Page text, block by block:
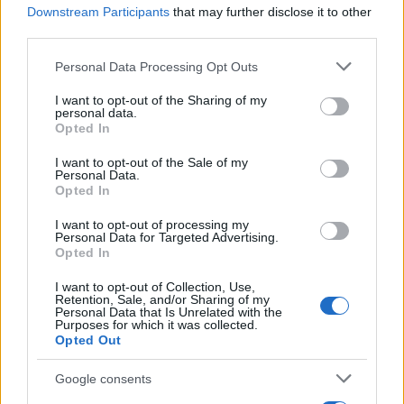
Downstream Participants that may further disclose it to other
Please note that this website/app uses one or more Google
not limited to your visit or usage behaviour. You may click to
grant or deny consent to Google and its third-party tags to
use your data for below specified purposes in below Google
consent section.
Personal Data Processing Opt Outs
I want to opt-out of the Sharing of my
personal data.
Opted In
I want to opt-out of the Sale of my
Personal Data.
Opted In
I want to opt-out of processing my
Personal Data for Targeted Advertising.
Opted In
I want to opt-out of Collection, Use,
Retention, Sale, and/or Sharing of my
Personal Data that Is Unrelated with the
Purposes for which it was collected.
Opted Out
Google consents
Για περισσότερο από ένα χρόνο
βασιλιά Χάμαντ μπιν Ισα Αλ
Χαλίφα. Δολοφονούνται στους δρόμους,
χτυπιούνται, βασανίζονται,
από την αστυνομία, βλέπουν τις
επιχειρήσεις τους να βανδαλίζονται και
δέχονται δακρυγόνα στα ίδια τους τα
σπίτια.
H κυβέρνηση επιμένει να
αρνείται οποιαδήποτε ουσιαστική
μεταρρύθμιση και εξακολουθεί να
χρησιμοποιεί ωμές και βίαιες τακτικές για
να καταπιέζει το λαό. Όχι μόνο θίγονται
τα ανθρώπινα δικαιώματα των πολιτών,